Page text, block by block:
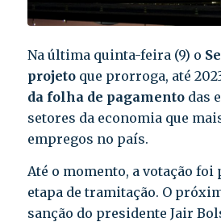
Na última quinta-feira (9) o
projeto que prorroga, até
da folha de pagamento das
setores da economia que
empregos no país.
Até o momento, a votação foi
etapa de tramitação. O
sanção do presidente Jair